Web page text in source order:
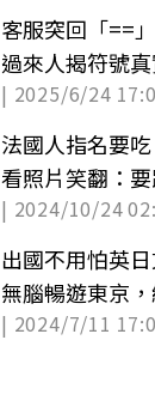
客服突回「==
過來人揭符號
用
| 2025/6/24
法國人指名要
看照片笑翻：
| 2024/10/24
出國不用怕英
無腦暢遊東京
能
| 2024/7/11